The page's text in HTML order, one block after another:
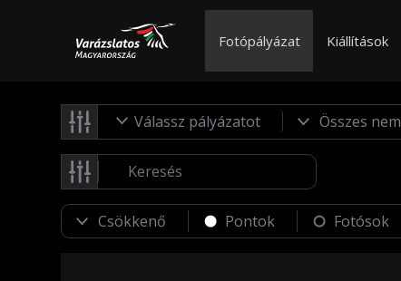
Fotópályázat Kiállítások
Válassz pályázatot
Pontok Fotósok